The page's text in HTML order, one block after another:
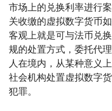
市场上的兑换利率进行
关收缴的虚拟数字货币
客观上就是可与法币兑
规的处置方式，委托代
人在境内，从某种意义
社会机构处置虚拟数字
犯罪。